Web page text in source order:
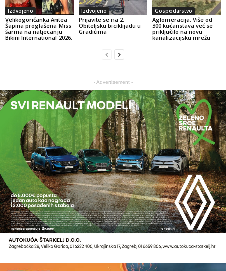
Izdvojeno
Velikogoričanka Antea
Šapina proglašena Miss
šarma na natjecanju
Bikini International 2026.
Izdvojeno
Prijavite se na 2.
Obiteljsku biciklijadu u
Gradićima
Gospodarstvo
Aglomeracija: Više od
300 kućanstava već se
priključilo na novu
kanalizacijsku mrežu
- Advertisement -